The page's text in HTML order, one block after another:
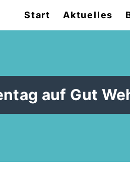
Start Aktuelles
auf Gut